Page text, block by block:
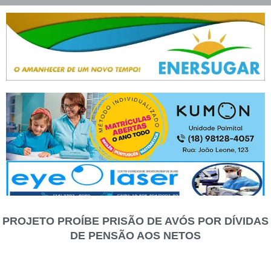
PROJETO PROÍBE PRISÃO DE AVÓS POR DÍVIDAS
DE PENSÃO AOS NETOS